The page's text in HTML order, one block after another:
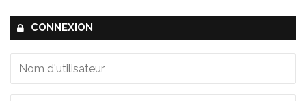
CONNEXION